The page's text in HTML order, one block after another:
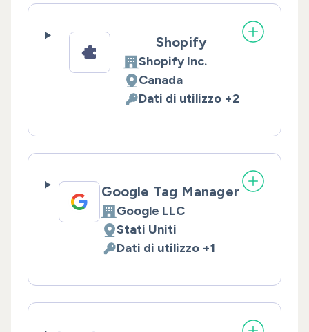
Shopify
Azienda:
Shopify Inc.
Luogo del trattamento:
Canada
Dati Personali trattati:
Dati di utilizzo +2
Google Tag Manager
Azienda:
Google LLC
Luogo del trattamento:
Stati Uniti
Dati Personali trattati:
Dati di utilizzo +1